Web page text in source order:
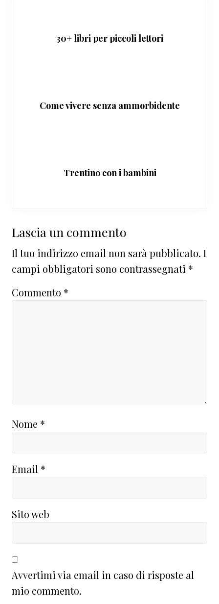
30+ libri per piccoli lettori
Come vivere senza ammorbidente
Trentino con i bambini
Interazioni
del
lettore
Lascia un commento
Il tuo indirizzo email non sarà pubblicato. I
campi obbligatori sono contrassegnati *
Commento *
Nome *
Email *
Sito web
Avvertimi via email in caso di risposte al
mio commento.